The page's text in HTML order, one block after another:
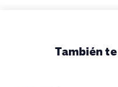
También